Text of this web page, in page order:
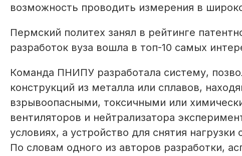
возможность проводить измерения в
Пермский политех занял в рейтинге
разработок вуза вошла в топ-10 самых
Команда ПНИПУ разработала систему,
конструкций из металла или сплавов,
взрывоопасными, токсичными или
вентиляторов и нейтрализатора
условиях, а устройство для снятия
По словам одного из авторов разработки,